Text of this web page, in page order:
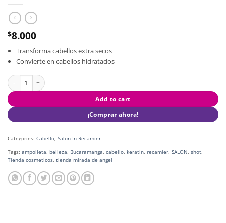
$8.000
Transforma cabellos extra secos
Convierte en cabellos hidratados
Shot Nano Keratin Salon In x 15 ml quantity
Add to cart
¡Comprar ahora!
Categories: Cabello Salon In Recamier
Tags: ampolleta belleza Bucaramanga cabello keratin recamier SALON shot
Tienda cosmeticos tienda mirada de angel